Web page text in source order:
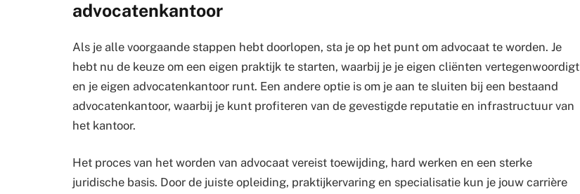
advocatenkantoor
Als je alle voorgaande stappen hebt doorlopen, sta je op het punt om advocaat te worden. Je
hebt nu de keuze om een eigen praktijk te starten, waarbij je je eigen cliënten vertegenwoordigt
en je eigen advocatenkantoor runt. Een andere optie is om je aan te sluiten bij een bestaand
advocatenkantoor, waarbij je kunt profiteren van de gevestigde reputatie en infrastructuur van
het kantoor.
Het proces van het worden van advocaat vereist toewijding, hard werken en een sterke
juridische basis. Door de juiste opleiding, praktijkervaring en specialisatie kun je jouw carrière